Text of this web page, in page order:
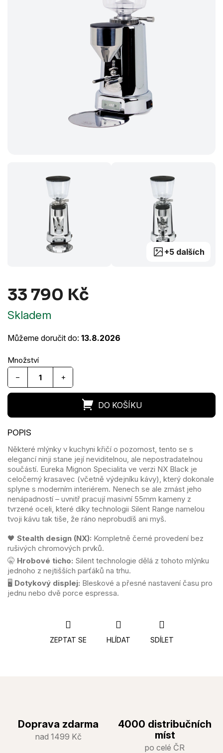
+5 dalších
33 790 Kč
Skladem
Můžeme doručit do: 13.8.2026
+
−
Některé mlýnky v kuchyni křičí o pozornost, tento se s
elegancí ninji stane její neviditelnou, ale nepostradatelnou
součástí. Eureka Mignon Specialita ve verzi NX Black je
celočerný krasavec (včetně výdejníku kávy), který dokonale
splyne s moderním interiérem. Nenech se ale zmást jeho
nenápadností – uvnitř pracují masivní 55mm kameny z
tvrzené oceli, které díky technologii Silent Range namelou
tvoji kávu tak tiše, že ráno neprobudíš ani myš.
🖤 Stealth design (NX): Kompletně černé provedení bez
rušivých chromových prvků.
🤫 Hrobové ticho: Silent technologie dělá z tohoto mlýnku
jednoho z nejtišších parťáků na trhu.
🖥️ Dotykový displej: Bleskové a přesné nastavení času pro
jednu nebo dvě porce espressa.
ZEPTAT SE HLÍDAT SDÍLET
Doprava zdarma
nad 1499 Kč
4000 distribučních
míst
po celé ČR